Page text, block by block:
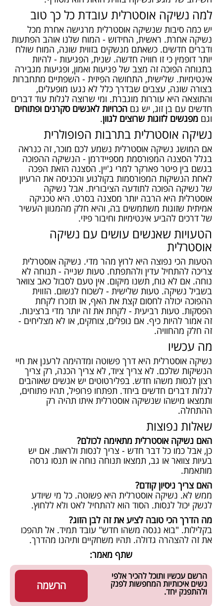
למה נשיקה אוסטרלית עובדת כל כך טוב
יש כמה סיבות שנשיקה אוסטרלית מרגישה אחרת מכל
נשיקה אחרת. ראשית, החידוש - המוח שלנו אוהב הפתעות
ודברים חדשים. כשאתם מנשקים בזווית שונה, המוח שולח
יותר דופמין כי זו חוויה חדשה. שנית, הפגיעות - להיות
בתנוחה הפוכה זה מצב של פגיעות ואמון, ופגיעות מגבירה
אינטימיות. שלישית, התחושה הפיזית - השפתיים מתחברות
בצורה שונה, עצבים שבדרך כלל לא נגעו מופעלים,
והתוצאה היא עוררות מוגברת. ומי שרוצה לגלות עוד דברים
חדשים עם בן זוג, יש גם הכרויות לאנשים סקרנים ופתוחים
וגם מפגשים לזוגות שרוצים לגוון.
נשיקה אוסטרלית בתרבות הפופולרית
אם המושג נשיקה אוסטרלית נשמע לכם מוכר, זה כנראה
בגלל הסצנה המפורסמת מספיידרמן - הנשיקה ההפוכה
בגשם בין פיטר פארקר למרי ג'יין. הסצנה הזאת הפכה
לאחת הנשיקות המפורסמות בקולנוע והכניסה את הרעיון
של נשיקה הפוכה לתודעה הציבורית. אבל נשיקה
אוסטרלית היא הרבה יותר מסצנה בסרט. היא טכניקה
אמיתית שזוגות משתמשים בה, והיא חלק מהמגוון העשיר
של דרכים להביע אינטימיות וחיבור פיזי.
הטעויות שאנשים עושים עם נשיקה
אוסטרלית
הטעות הכי נפוצה היא לרוץ מהר מדי. נשיקה אוסטרלית
צריכה להתחיל עדין ולהתפתח. טעות שנייה - תנוחה לא
נוחה. אם לא נוח, תשנו מיקום. אין טעם לסבול כאב צוואר
בשביל נשיקה. טעות שלישית - לשכוח לנשום. הזווית
ההפוכה יכולה לחסום קצת את האף, אז תזכרו לקחת
הפסקות. טעות רביעית - לקחת את זה יותר מדי ברצינות.
זה אמור להיות כיף. אם נופלים, צוחקים, או לא מצליחים -
זה חלק מהחוויה.
מה עכשיו
נשיקה אוסטרלית היא דרך פשוטה ומדהימה לרענן את חיי
הנשיקות שלכם. לא צריך ציוד, לא צריך הכנה, רק צריך
רצון לנסות משהו חדש. בפלירטוטים יש אנשים שאוהבים
לגלות דברים חדשים ביחד. תפתחו פרופיל, תהיו פתוחים,
ותמצאו מישהו שנשיקה אוסטרלית איתו תהיה רק
ההתחלה.
שאלות נפוצות
האם נשיקה אוסטרלית מתאימה לכולם?
כן, אבל כמו כל דבר חדש - צריך לנסות ולראות. אם יש
בעיות צוואר או גב, תמצאו תנוחה נוחה או תנסו גרסה
מותאמת.
האם צריך ניסיון קודם?
ממש לא. נשיקה אוסטרלית היא פשוטה. כל מי שיודע
לנשק יכול לנסות. הסוד הוא להתחיל לאט ולא ללחוץ.
מה הדרך הכי טובה לציע את זה לבן הזוג?
בקלילות. "בוא ננסה משהו חדש" עובד תמיד. אל תהפכו
את זה להצהרה גדולה. תהיו משחקיים ותיהנו מהדרך.
שתף מאמר:
הרשמה
הרשם עכשיו ותוכל להכיר אלפי
נשים איכותיות המחפשות לפנק
ולהתפנק יחד.